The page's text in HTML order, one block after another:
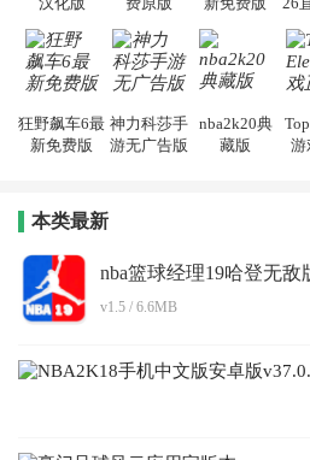
狂野飙车6最
新免费版
神力科莎手
游无广告版
nba2k20典
藏版
游
本类最新
nba篮球经理19哈登无敌
v1.5 / 6.6MB